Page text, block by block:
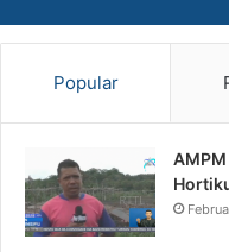
Popular